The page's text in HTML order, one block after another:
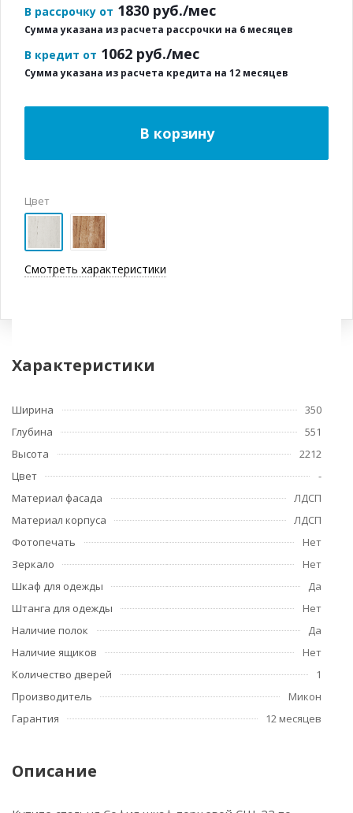
В рассрочку от 1830 руб./мес
Сумма указана из расчета рассрочки на 6 месяцев
В кредит от 1062 руб./мес
Сумма указана из расчета кредита на 12 месяцев
Цвет
Смотреть характеристики
В корзину
Характеристики
Ширина
350
Глубина
551
Высота
2212
Цвет
-
Материал фасада
ЛДСП
Материал корпуса
ЛДСП
Фотопечать
Нет
Зеркало
Нет
Шкаф для одежды
Да
Штанга для одежды
Нет
Наличие полок
Да
Наличие ящиков
Нет
Количество дверей
1
Производитель
Микон
Гарантия
12 месяцев
Описание